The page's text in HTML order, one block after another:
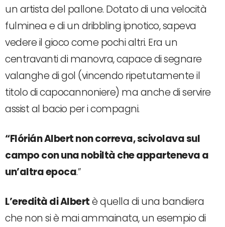
un artista del pallone. Dotato di una velocità
fulminea e di un dribbling ipnotico, sapeva
vedere il gioco come pochi altri. Era un
centravanti di manovra, capace di segnare
valanghe di gol (vincendo ripetutamente il
titolo di capocannoniere) ma anche di servire
assist al bacio per i compagni.
“Flórián Albert non correva, scivolava sul
campo con una nobiltà che apparteneva a
un’altra epoca.”
L’eredità di Albertè quella di una bandiera
che non si è mai ammainata, un esempio di